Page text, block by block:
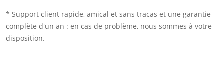
* Support client rapide, amical et sans tracas et une garantie
complète d'un an : en cas de problème, nous sommes à votre
disposition.